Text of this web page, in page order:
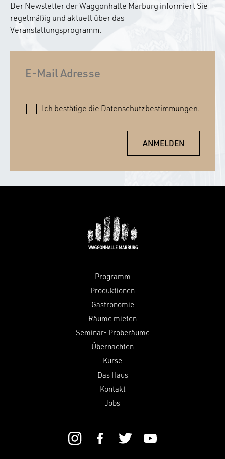
Der Newsletter der Waggonhalle Marburg informiert Sie
regelmäßig und aktuell über das
Veranstaltungsprogramm.
Ich bestätige die Datenschutzbestimmungen.
Programm
Produktionen
Gastronomie
Räume mieten
Seminar- Proberäume
Übernachten
Kurse
Das Haus
Kontakt
Jobs